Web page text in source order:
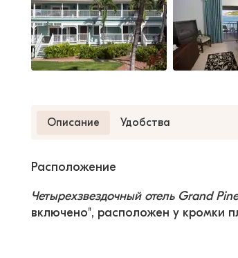
Описание Удобства
Расположение
Четырехзвездочный отель Grand
включено", расположен у кромки